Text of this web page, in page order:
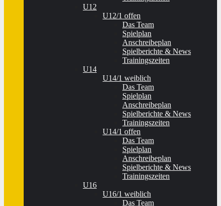
U12
U12/1 offen
Das Team
Spielplan
Anschreibeplan
Spielberichte & News
Trainingszeiten
U14
U14/1 weiblich
Das Team
Spielplan
Anschreibeplan
Spielberichte & News
Trainingszeiten
U14/1 offen
Das Team
Spielplan
Anschreibeplan
Spielberichte & News
Trainingszeiten
U16
U16/1 weiblich
Das Team